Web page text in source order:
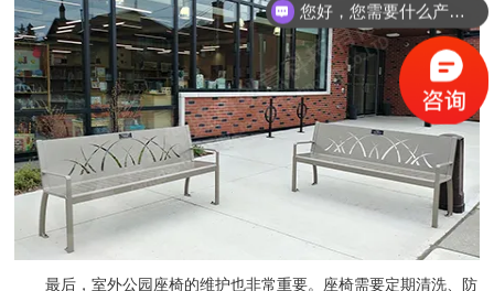
最后，室外公园座椅的维护也非常重要。座椅需要定期清洗、防
您好，您需要什么产品？